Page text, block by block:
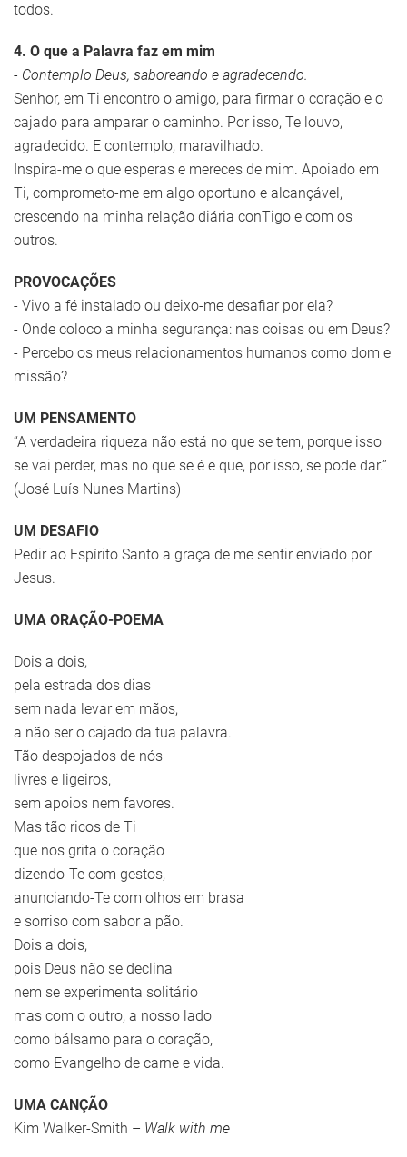
todos.
4. O que a Palavra faz em mim
- Contemplo Deus, saboreando e agradecendo.
Senhor, em Ti encontro o amigo, para firmar o coração e o
cajado para amparar o caminho. Por isso, Te louvo,
agradecido. E contemplo, maravilhado.
Inspira-me o que esperas e mereces de mim. Apoiado em
Ti, comprometo-me em algo oportuno e alcançável,
crescendo na minha relação diária conTigo e com os
outros.
PROVOCAÇÕES
- Vivo a fé instalado ou deixo-me desafiar por ela?
- Onde coloco a minha segurança: nas coisas ou em Deus?
- Percebo os meus relacionamentos humanos como dom e
missão?
UM PENSAMENTO
“A verdadeira riqueza não está no que se tem, porque isso
se vai perder, mas no que se é e que, por isso, se pode dar.”
(José Luís Nunes Martins)
UM DESAFIO
Pedir ao Espírito Santo a graça de me sentir enviado por
Jesus.
UMA ORAÇÃO-POEMA
Dois a dois,
pela estrada dos dias
sem nada levar em mãos,
a não ser o cajado da tua palavra.
Tão despojados de nós
livres e ligeiros,
sem apoios nem favores.
Mas tão ricos de Ti
que nos grita o coração
dizendo-Te com gestos,
anunciando-Te com olhos em brasa
e sorriso com sabor a pão.
Dois a dois,
pois Deus não se declina
nem se experimenta solitário
mas com o outro, a nosso lado
como bálsamo para o coração,
como Evangelho de carne e vida.
UMA CANÇÃO
Kim Walker-Smith – Walk with me